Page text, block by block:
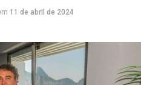
11 de abril de 2024